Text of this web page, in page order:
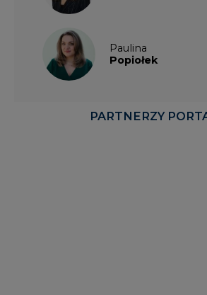
Paulina
Popiołek
PARTNERZY